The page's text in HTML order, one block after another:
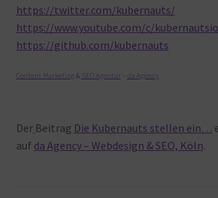
https://twitter.com/kubernauts/
https://www.youtube.com/c/kubernautsio
https://github.com/kubernauts
Content Marketing & SEO Agentur da Agency
Der Beitrag Die Kubernauts stellen ein…
auf da Agency – Webdesign & SEO, Köln.